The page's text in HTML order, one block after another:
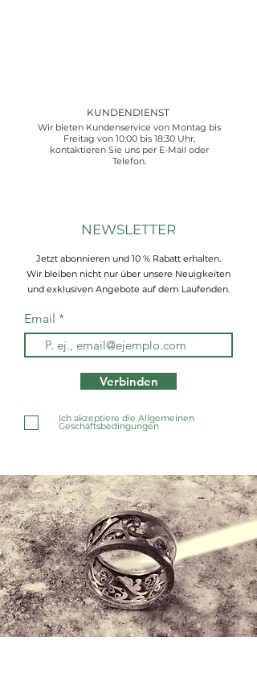
KUNDENDIENST
Wir bieten Kundenservice von Montag bis
Freitag von 10:00 bis 18:30 Uhr,
kontaktieren Sie uns per E-Mail oder
Telefon.
NEWSLETTER
Jetzt abonnieren und 10 % Rabatt erhalten.
Wir bleiben nicht nur über unsere Neuigkeiten
und exklusiven Angebote auf dem Laufenden.
Email
Verbinden
Ich akzeptiere die Allgemeinen
Geschäftsbedingungen